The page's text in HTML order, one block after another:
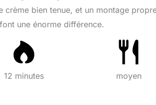
crème bien tenue, et un montage
une énorme différence.
12 minutes moyen